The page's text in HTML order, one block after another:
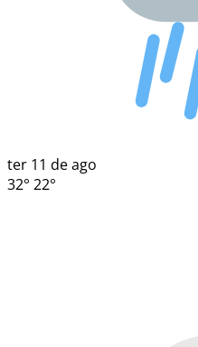
ter 11 de ago
32° 22°